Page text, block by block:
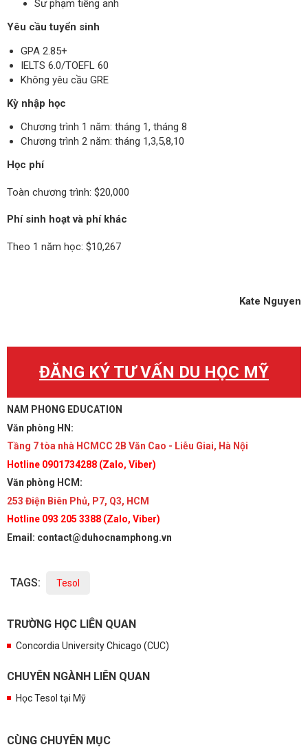
Sư phạm tiếng anh
Yêu cầu tuyển sinh
GPA 2.85+
IELTS 6.0/TOEFL 60
Không yêu cầu GRE
Kỳ nhập học
Chương trình 1 năm: tháng 1, tháng 8
Chương trình 2 năm: tháng 1,3,5,8,10
Học phí
Toàn chương trình: $20,000
Phí sinh hoạt và phí khác
Theo 1 năm học: $10,267
Kate Nguyen
ĐĂNG KÝ TƯ VẤN DU HỌC MỸ
NAM PHONG EDUCATION
Văn phòng HN:
Tầng 7 tòa nhà HCMCC 2B Văn Cao - Liễu Giai, Hà Nội
Hotline 0901734288 (Zalo, Viber)
Văn phòng HCM:
253 Điện Biên Phủ, P7, Q3, HCM
Hotline 093 205 3388 (Zalo, Viber)
Email: contact@duhocnamphong.vn
TAGS: Tesol
TRƯỜNG HỌC LIÊN QUAN
Concordia University Chicago (CUC)
CHUYÊN NGÀNH LIÊN QUAN
Học Tesol tại Mỹ
CÙNG CHUYÊN MỤC